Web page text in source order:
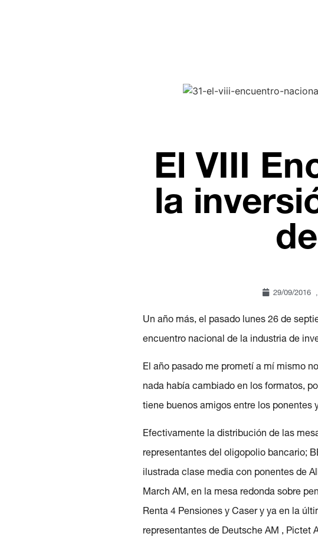
El VIII
la
29/09/2016 ,
Un año más, el pasado lunes 26 de
encuentro nacional de la industria de
El año pasado me prometí a mí mismo
nada había cambiado en los formatos,
tiene buenos amigos entre los ponentes
Efectivamente la distribución de las
representantes del oligopolio bancario;
ilustrada clase media con ponentes de
March AM, en la mesa redonda sobre
Renta 4 Pensiones y Caser y ya en la
representantes de Deutsche AM , Pictet